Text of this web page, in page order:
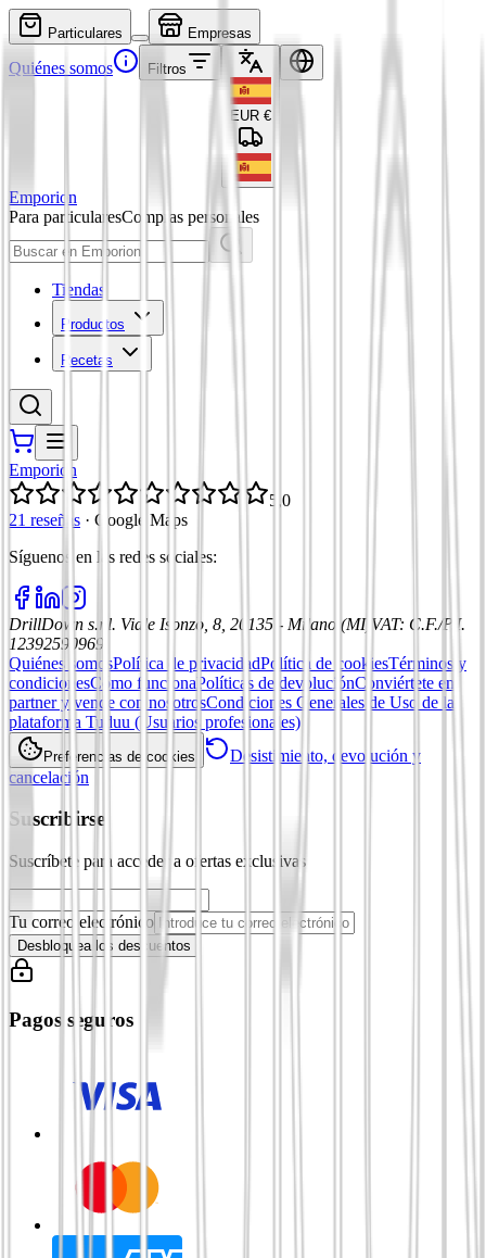
Particulares Empresas
Quiénes somos Filtros
EUR €
Emporion
Para particularesCompras personales
Tiendas
Productos
Recetas
Emporion
5,0
21 reseñas · Google Maps
Síguenos en las redes sociales:
DrillDown s.r.l. Viale Isonzo, 8, 20135 - Milano (MI) VAT: C.F./P.I.
12392590969
Quiénes somosPolítica de privacidadPolítica de cookiesTérminos y
condicionesCómo funciona Políticas de devoluciónConviértete en
partner y vende con nosotrosCondiciones Generales de Uso de la
plataforma Tuduu (Usuarios profesionales)
Preferencias de cookies
Desistimiento, devolución y
cancelación
Suscribirse
Suscríbete para acceder a ofertas exclusivas
Tu correo electrónico
Desbloquea los descuentos
Pagos seguros